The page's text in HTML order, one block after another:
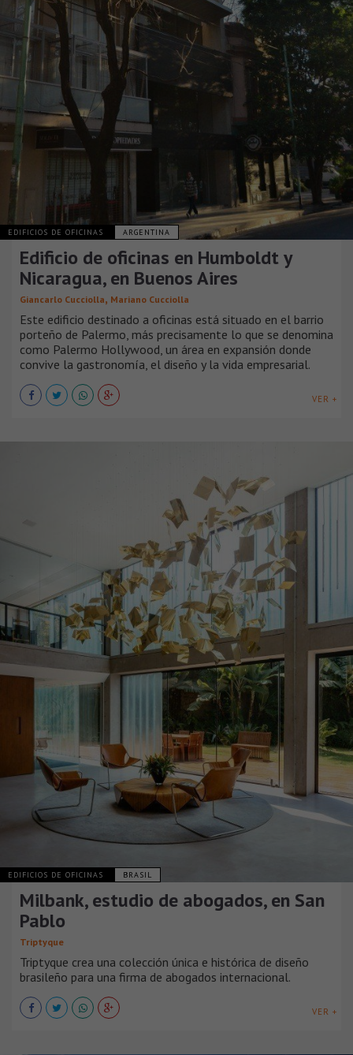
EDIFICIOS DE OFICINAS ARGENTINA
Edificio de oficinas en Humboldt y
Nicaragua, en Buenos Aires
Giancarlo Cucciolla, Mariano Cucciolla
Este edificio destinado a oficinas está situado en el barrio
porteño de Palermo, más precisamente lo que se denomina
como Palermo Hollywood, un área en expansión donde
convive la gastronomía, el diseño y la vida empresarial.
VER +
EDIFICIOS DE OFICINAS BRASIL
Milbank, estudio de abogados, en San
Pablo
Triptyque
Triptyque crea una colección única e histórica de diseño
brasileño para una firma de abogados internacional.
VER +